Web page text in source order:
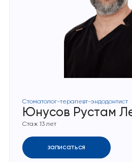
Стоматолог-терапевт-эндодонтист
Юнусов Рустам
Стаж 13 лет
записаться